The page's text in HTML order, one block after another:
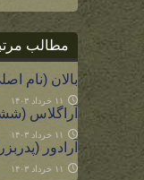
مطالب
بالان (نام
۱۱ خرداد ۱۴۰۳
آراگلاس
۱۱ خرداد ۱۴۰۳
آرادور
۱۱ خرداد ۱۴۰۳